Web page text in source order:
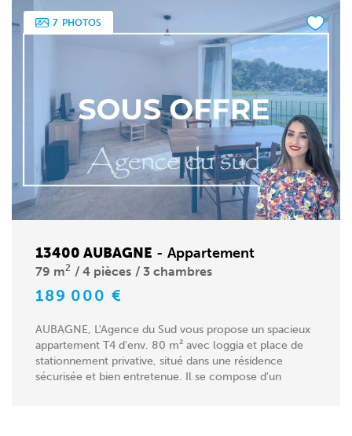
7 PHOTOS
13400 AUBAGNE - Appartement
79 m2 4 pièces 3 chambres
189 000 €
AUBAGNE, L'Agence du Sud vous propose un spacieux
appartement T4 d'env. 80 m² avec loggia et place de
stationnement privative, situé dans une résidence
sécurisée et bien entretenue. Il se compose d'un